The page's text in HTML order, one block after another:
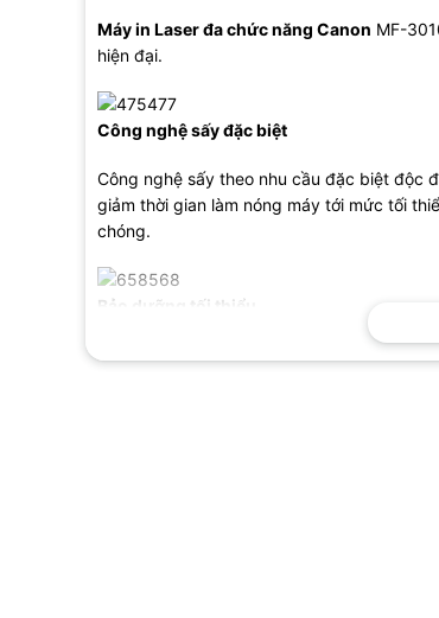
Máy in Laser đa chức năng Canon MF-
hiện đại.
Công nghệ sấy đặc biệt
Công nghệ sấy theo nhu cầu đặc biệt độc
giảm thời gian làm nóng máy tới mức tối
chóng.
Bảo dưỡng tối thiểu